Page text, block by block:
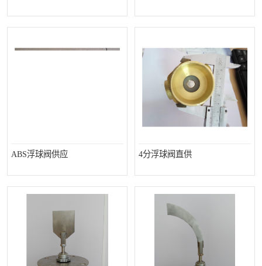
ABS浮球阀供应 4分浮球阀直供